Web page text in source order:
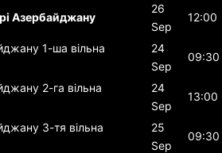
Азербайджану
26
Sep
12:00
1-ша вільна
24
Sep
09:30
2-га вільна
24
Sep
13:00
3-тя вільна
25
Sep
09:30